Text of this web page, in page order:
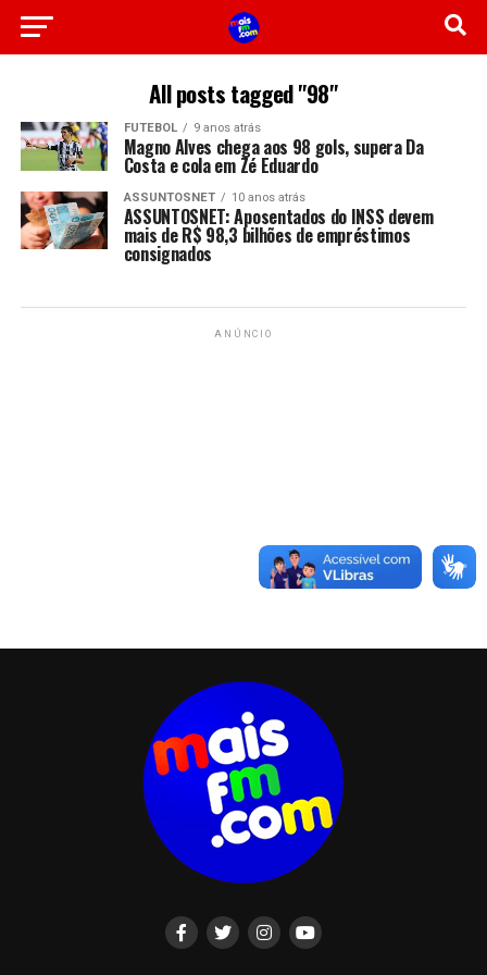
All posts tagged "98"
FUTEBOL 9 anos atrás
Magno Alves chega aos 98 gols, supera Da
Costa e cola em Zé Eduardo
ASSUNTOSNET 10 anos atrás
ASSUNTOSNET: Aposentados do INSS devem
mais de R$ 98,3 bilhões de empréstimos
consignados
ANÚNCIO